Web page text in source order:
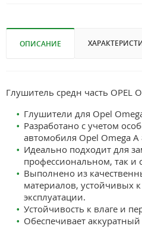
ОПИСАНИЕ
Глушитель средн часть OPEL
Глушители для Opel
Разработано с учетом
автомобиля Opel Omega A
Идеально подходит для
профессиональном, так и
Выполнено из
материалов, устойчивых
эксплуатации.
Устойчивость к влаге и
Обеспечивает